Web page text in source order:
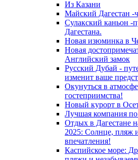
Из Казани
Майский Дагестан -
Сулакский каньон -
Дагестана.
Новая изюминка в
Новая
Английский замок
Русский Дубай -
изменит ваше
Окунуться в
гостеприимства!
Новый курорт в
Лучшая компания
Отдых в Дагестане
2025: Солнце, пляж
впечатления!
Каспийское море: